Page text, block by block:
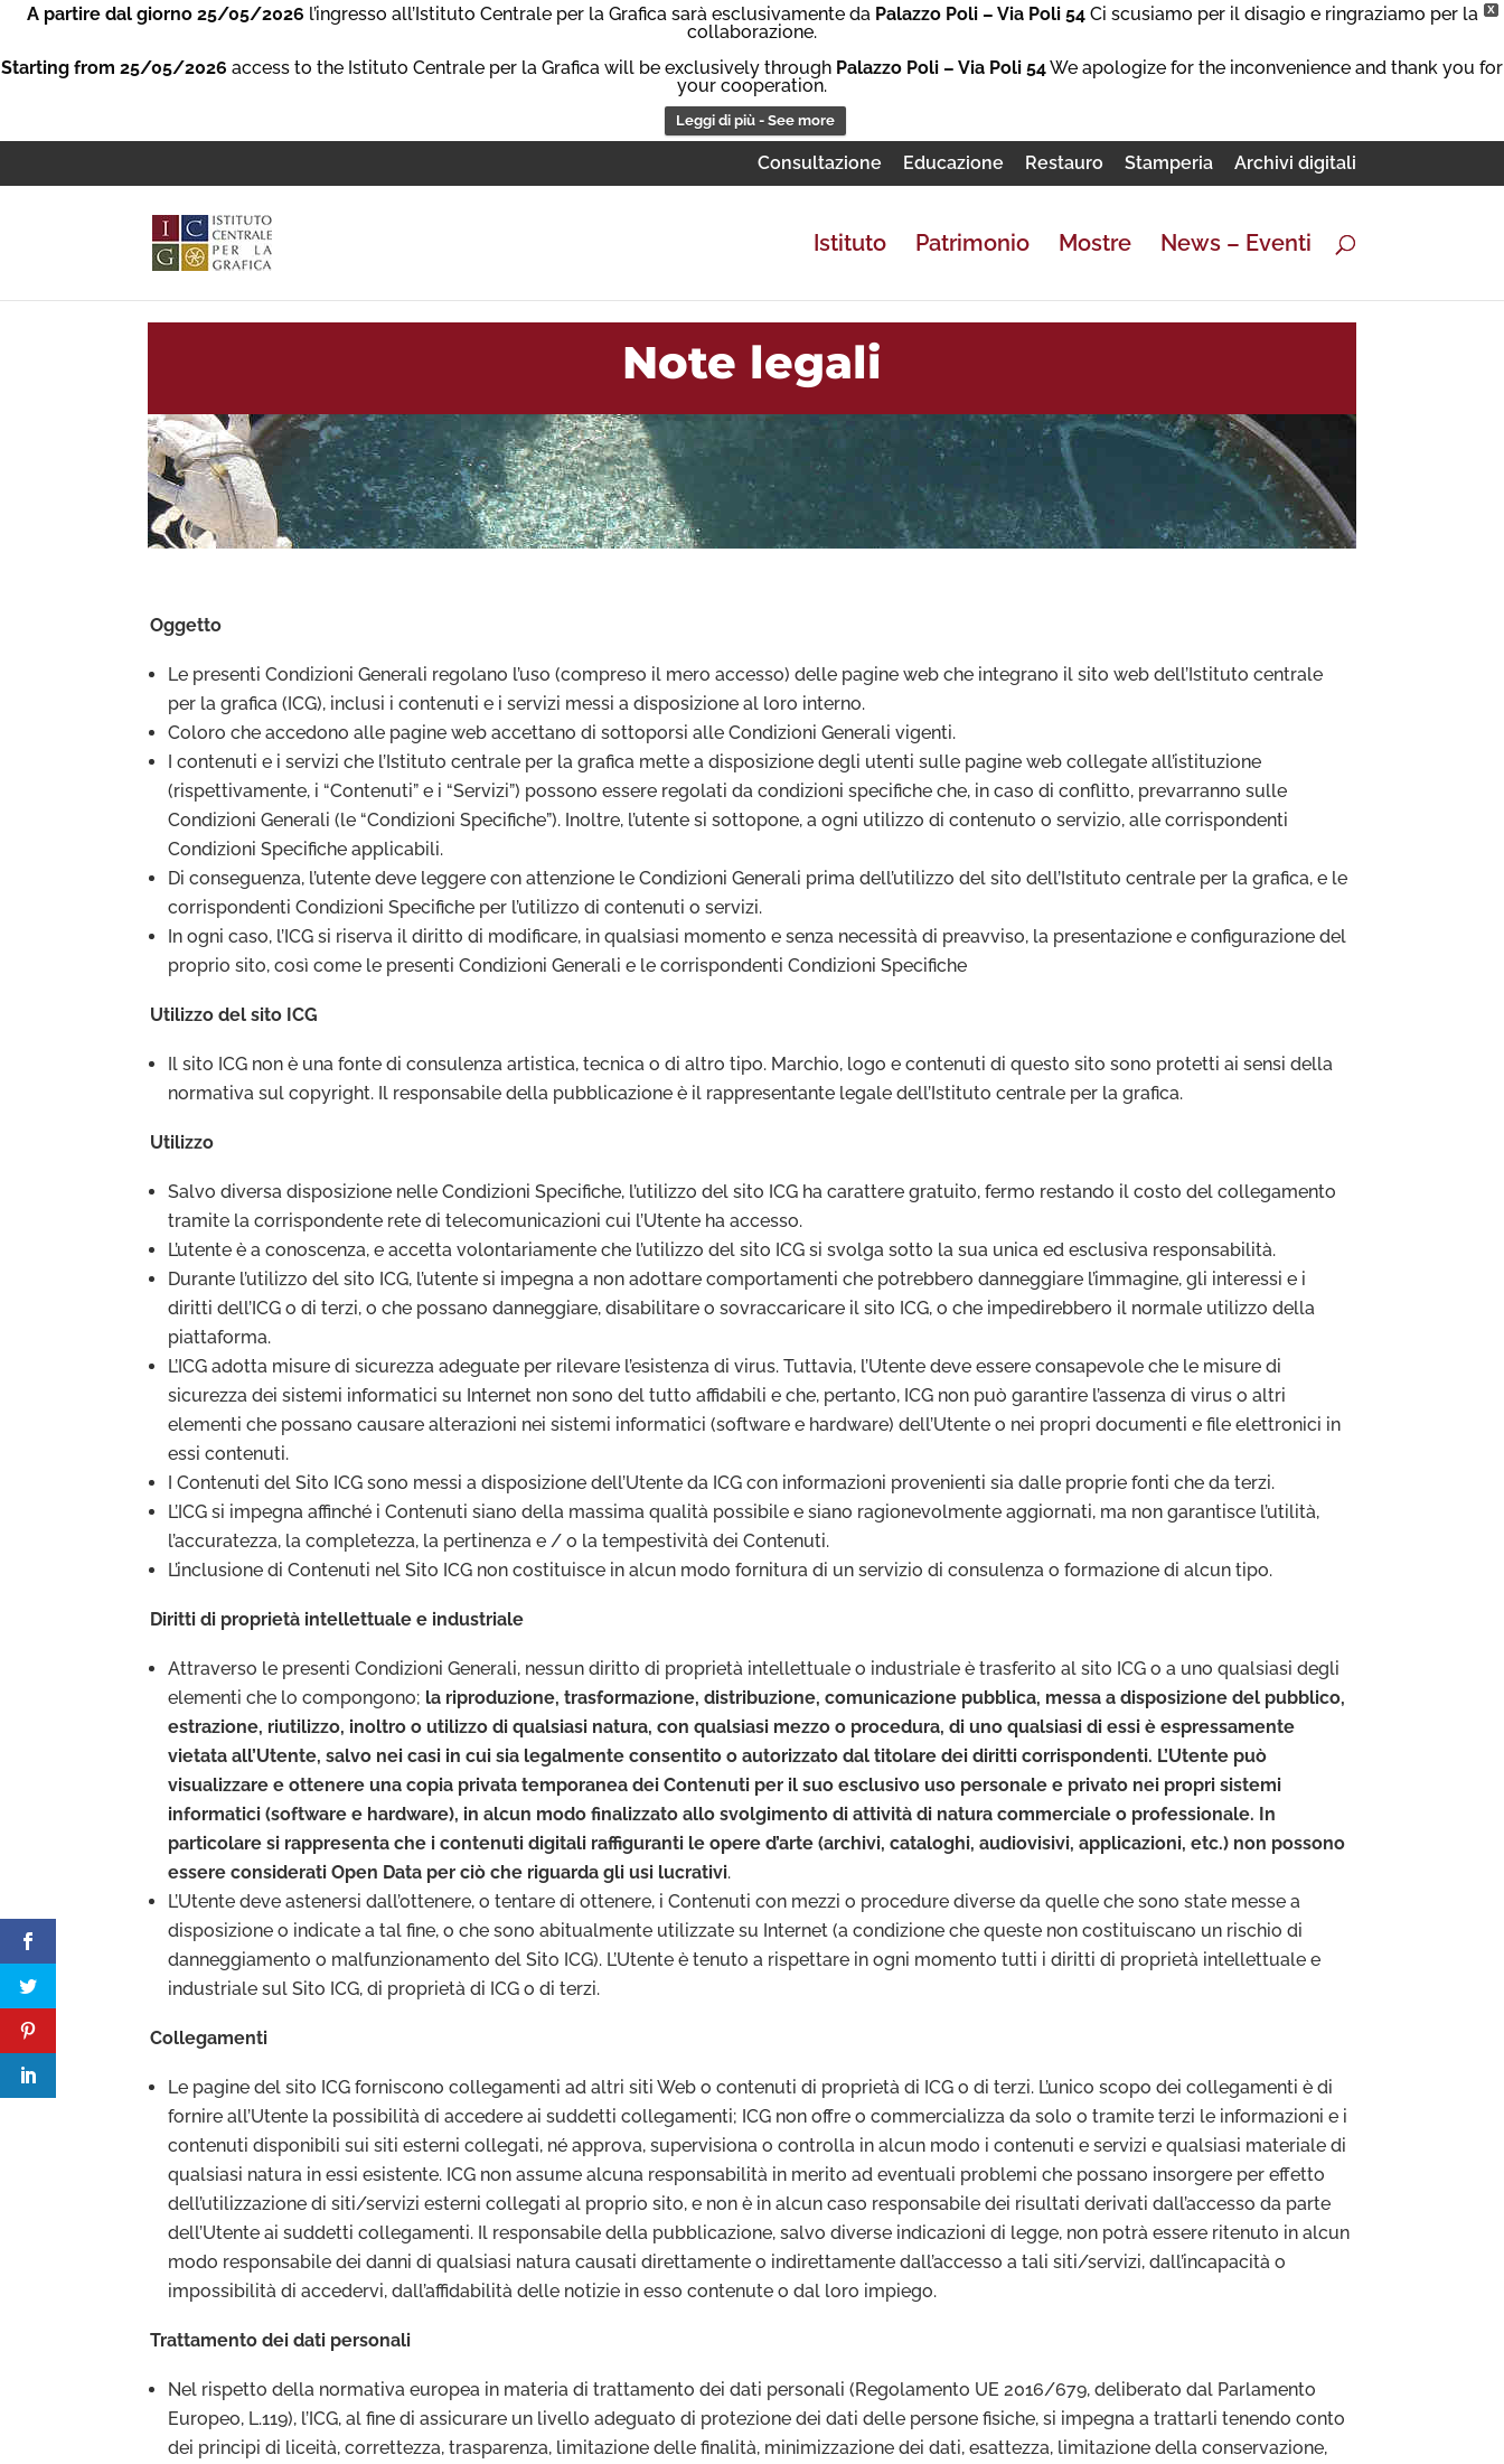
X
A partire dal giorno 25/05/2026 l’ingresso all’Istituto Centrale per la Grafica sarà esclusivamente da Palazzo Poli – Via Poli 54Ci scusiamo per il disagio e ringraziamo per la
collaborazione.
Starting from 25/05/2026 access to the Istituto Centrale per la Grafica will be exclusively through Palazzo Poli – Via Poli 54We apologize for the inconvenience and thank you for
your cooperation.
Leggi di più - See more
Consultazione Educazione Restauro Stamperia Archivi digitali
Istituto Patrimonio Mostre News – Eventi
Note legali
Oggetto
Le presenti Condizioni Generali regolano l’uso (compreso il mero accesso) delle pagine web che integrano il sito web dell’Istituto centrale
per la grafica (ICG), inclusi i contenuti e i servizi messi a disposizione al loro interno.
Coloro che accedono alle pagine web accettano di sottoporsi alle Condizioni Generali vigenti.
I contenuti e i servizi che l’Istituto centrale per la grafica mette a disposizione degli utenti sulle pagine web collegate all’istituzione
(rispettivamente, i “Contenuti” e i “Servizi”) possono essere regolati da condizioni specifiche che, in caso di conflitto, prevarranno sulle
Condizioni Generali (le “Condizioni Specifiche”). Inoltre, l’utente si sottopone, a ogni utilizzo di contenuto o servizio, alle corrispondenti
Condizioni Specifiche applicabili.
Di conseguenza, l’utente deve leggere con attenzione le Condizioni Generali prima dell’utilizzo del sito dell’Istituto centrale per la grafica, e le
corrispondenti Condizioni Specifiche per l’utilizzo di contenuti o servizi.
In ogni caso, l’ICG si riserva il diritto di modificare, in qualsiasi momento e senza necessità di preavviso, la presentazione e configurazione del
proprio sito, così come le presenti Condizioni Generali e le corrispondenti Condizioni Specifiche
Utilizzo del sito ICG
Il sito ICG non è una fonte di consulenza artistica, tecnica o di altro tipo. Marchio, logo e contenuti di questo sito sono protetti ai sensi della
normativa sul copyright. Il responsabile della pubblicazione è il rappresentante legale dell’Istituto centrale per la grafica.
Utilizzo
Salvo diversa disposizione nelle Condizioni Specifiche, l’utilizzo del sito ICG ha carattere gratuito, fermo restando il costo del collegamento
tramite la corrispondente rete di telecomunicazioni cui l’Utente ha accesso.
L’utente è a conoscenza, e accetta volontariamente che l’utilizzo del sito ICG si svolga sotto la sua unica ed esclusiva responsabilità.
Durante l’utilizzo del sito ICG, l’utente si impegna a non adottare comportamenti che potrebbero danneggiare l’immagine, gli interessi e i
diritti dell’ICG o di terzi, o che possano danneggiare, disabilitare o sovraccaricare il sito ICG, o che impedirebbero il normale utilizzo della
piattaforma.
L’ICG adotta misure di sicurezza adeguate per rilevare l’esistenza di virus. Tuttavia, l’Utente deve essere consapevole che le misure di
sicurezza dei sistemi informatici su Internet non sono del tutto affidabili e che, pertanto, ICG non può garantire l’assenza di virus o altri
elementi che possano causare alterazioni nei sistemi informatici (software e hardware) dell’Utente o nei propri documenti e file elettronici in
essi contenuti.
I Contenuti del Sito ICG sono messi a disposizione dell’Utente da ICG con informazioni provenienti sia dalle proprie fonti che da terzi.
L’ICG si impegna affinché i Contenuti siano della massima qualità possibile e siano ragionevolmente aggiornati, ma non garantisce l’utilità,
l’accuratezza, la completezza, la pertinenza e / o la tempestività dei Contenuti.
L’inclusione di Contenuti nel Sito ICG non costituisce in alcun modo fornitura di un servizio di consulenza o formazione di alcun tipo.
Diritti di proprietà intellettuale e industriale
Attraverso le presenti Condizioni Generali, nessun diritto di proprietà intellettuale o industriale è trasferito al sito ICG o a uno qualsiasi degli
elementi che lo compongono; la riproduzione, trasformazione, distribuzione, comunicazione pubblica, messa a disposizione del pubblico,
estrazione, riutilizzo, inoltro o utilizzo di qualsiasi natura, con qualsiasi mezzo o procedura, di uno qualsiasi di essi è espressamente
vietata all’Utente, salvo nei casi in cui sia legalmente consentito o autorizzato dal titolare dei diritti corrispondenti. L’Utente può
visualizzare e ottenere una copia privata temporanea dei Contenuti per il suo esclusivo uso personale e privato nei propri sistemi
informatici (software e hardware), in alcun modo finalizzato allo svolgimento di attività di natura commerciale o professionale. In
particolare si rappresenta che i contenuti digitali raffiguranti le opere d’arte (archivi, cataloghi, audiovisivi, applicazioni, etc.) non possono
essere considerati Open Data per ciò che riguarda gli usi lucrativi.
L’Utente deve astenersi dall’ottenere, o tentare di ottenere, i Contenuti con mezzi o procedure diverse da quelle che sono state messe a
disposizione o indicate a tal fine, o che sono abitualmente utilizzate su Internet (a condizione che queste non costituiscano un rischio di
danneggiamento o malfunzionamento del Sito ICG). L’Utente è tenuto a rispettare in ogni momento tutti i diritti di proprietà intellettuale e
industriale sul Sito ICG, di proprietà di ICG o di terzi.
Collegamenti
Le pagine del sito ICG forniscono collegamenti ad altri siti Web o contenuti di proprietà di ICG o di terzi. L’unico scopo dei collegamenti è di
fornire all’Utente la possibilità di accedere ai suddetti collegamenti; ICG non offre o commercializza da solo o tramite terzi le informazioni e i
contenuti disponibili sui siti esterni collegati, né approva, supervisiona o controlla in alcun modo i contenuti e servizi e qualsiasi materiale di
qualsiasi natura in essi esistente. ICG non assume alcuna responsabilità in merito ad eventuali problemi che possano insorgere per effetto
dell’utilizzazione di siti/servizi esterni collegati al proprio sito, e non è in alcun caso responsabile dei risultati derivati dall’accesso da parte
dell’Utente ai suddetti collegamenti. Il responsabile della pubblicazione, salvo diverse indicazioni di legge, non potrà essere ritenuto in alcun
modo responsabile dei danni di qualsiasi natura causati direttamente o indirettamente dall’accesso a tali siti/servizi, dall’incapacità o
impossibilità di accedervi, dall’affidabilità delle notizie in esso contenute o dal loro impiego.
Trattamento dei dati personali
Nel rispetto della normativa europea in materia di trattamento dei dati personali (Regolamento UE 2016/679, deliberato dal Parlamento
Europeo, L.119), l’ICG, al fine di assicurare un livello adeguato di protezione dei dati delle persone fisiche, si impegna a trattarli tenendo conto
dei principi di liceità, correttezza, trasparenza, limitazione delle finalità, minimizzazione dei dati, esattezza, limitazione della conservazione,